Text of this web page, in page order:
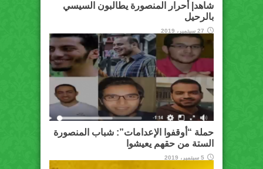
شاهد| أحرار المنصورة يطالبون السيسي
بالرحيل
27 سبتمبر، 2019
حملة “أوقفوا الإعدامات”: شباب المنصورة
الستة من حقهم يعيشوا
5 سبتمبر، 2019